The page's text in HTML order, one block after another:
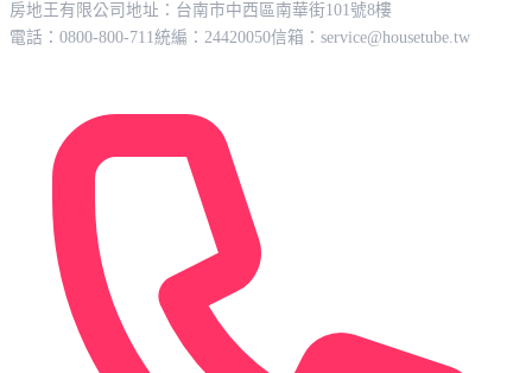
房地王有限公司 地址：台南市中西區南華街101號8樓
電話：0800-800-711統編：24420050信箱： service@housetube.tw